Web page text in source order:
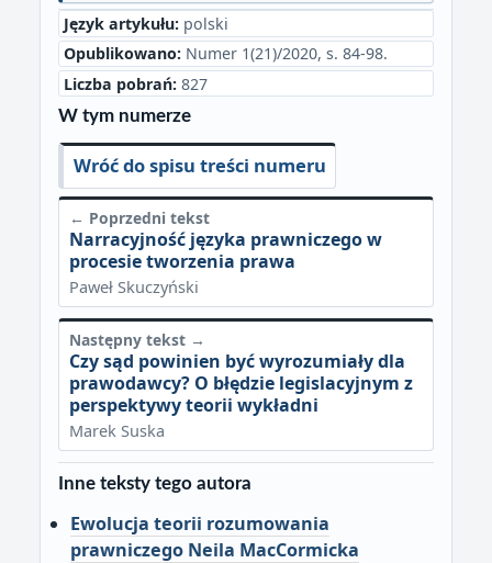
Język artykułu: polski
Opublikowano: Numer 1(21)/2020, s. 84-98.
Liczba pobrań: 827
W tym numerze
Wróć do spisu treści numeru
← Poprzedni tekst
Narracyjność języka prawniczego w
procesie tworzenia prawa
Paweł Skuczyński
Następny tekst →
Czy sąd powinien być wyrozumiały dla
prawodawcy? O błędzie legislacyjnym z
perspektywy teorii wykładni
Marek Suska
Inne teksty tego autora
Ewolucja teorii rozumowania
prawniczego Neila MacCormicka